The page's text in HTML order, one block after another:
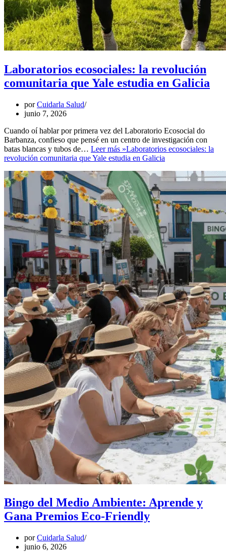
Laboratorios ecosociales: la revolución
comunitaria que Yale estudia en Galicia
porCuidarla Salud
junio 7, 2026
Cuando oí hablar por primera vez del Laboratorio Ecosocial do
Barbanza, confieso que pensé en un centro de investigación con
batas blancas y tubos de… Leer más »Laboratorios ecosociales: la
revolución comunitaria que Yale estudia en Galicia
Bingo del Medio Ambiente: Aprende y
Gana Premios Eco-Friendly
porCuidarla Salud
junio 6, 2026